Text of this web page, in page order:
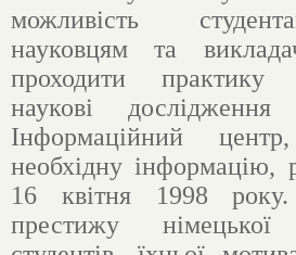
можливість
науковцям та
проходити практику
наукові
Інформаційний
необхідну інформацію,
16 квітня 1998
престижу